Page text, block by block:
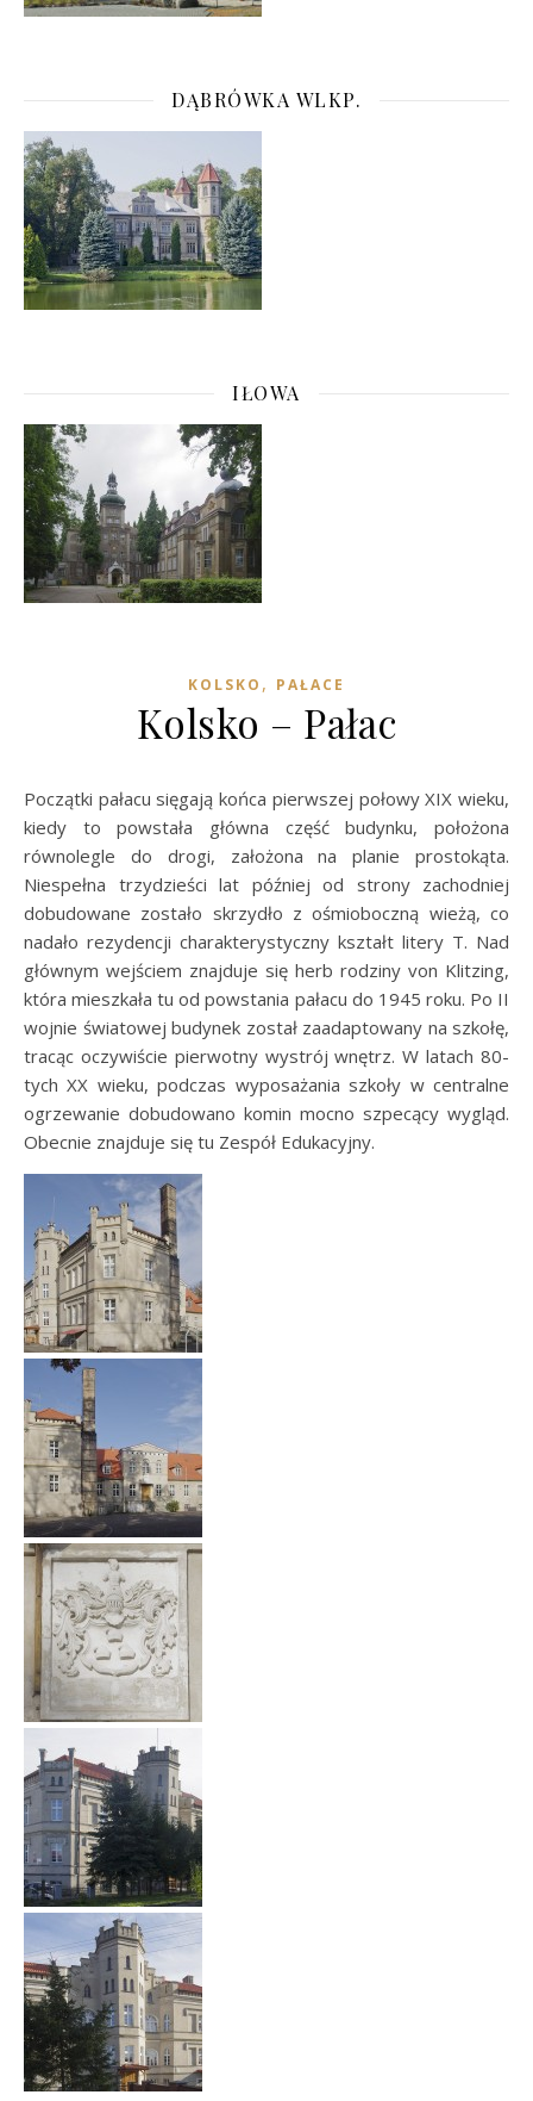
DĄBRÓWKA WLKP.
IŁOWA
KOLSKO , PAŁACE
Kolsko – Pałac
Początki pałacu sięgają końca pierwszej połowy XIX wieku,
kiedy to powstała główna część budynku, położona
równolegle do drogi, założona na planie prostokąta.
Niespełna trzydzieści lat później od strony zachodniej
dobudowane zostało skrzydło z ośmioboczną wieżą, co
nadało rezydencji charakterystyczny kształt litery T. Nad
głównym wejściem znajduje się herb rodziny von Klitzing,
która mieszkała tu od powstania pałacu do 1945 roku. Po II
wojnie światowej budynek został zaadaptowany na szkołę,
tracąc oczywiście pierwotny wystrój wnętrz. W latach 80-
tych XX wieku, podczas wyposażania szkoły w centralne
ogrzewanie dobudowano komin mocno szpecący wygląd.
Obecnie znajduje się tu Zespół Edukacyjny.